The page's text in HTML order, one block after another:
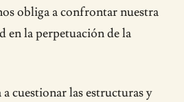
obliga a confrontar nuestra
en la perpetuación de la
cuestionar las estructuras y